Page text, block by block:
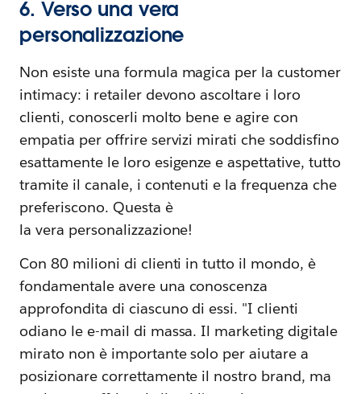
6. Verso una vera
personalizzazione
Non esiste una formula magica per la customer
intimacy: i retailer devono ascoltare i loro
clienti, conoscerli molto bene e agire con
empatia per offrire servizi mirati che soddisfino
esattamente le loro esigenze e aspettative, tutto
tramite il canale, i contenuti e la frequenza che
preferiscono. Questa è
la vera personalizzazione!
Con 80 milioni di clienti in tutto il mondo, è
fondamentale avere una conoscenza
approfondita di ciascuno di essi. "I clienti
odiano le e-mail di massa. Il marketing digitale
mirato non è importante solo per aiutare a
posizionare correttamente il nostro brand, ma